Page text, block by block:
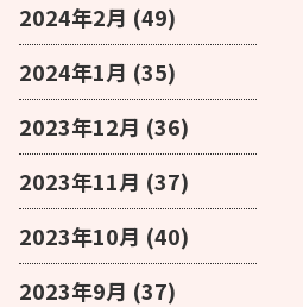
2024年2月 (49)
2024年1月 (35)
2023年12月 (36)
2023年11月 (37)
2023年10月 (40)
2023年9月 (37)